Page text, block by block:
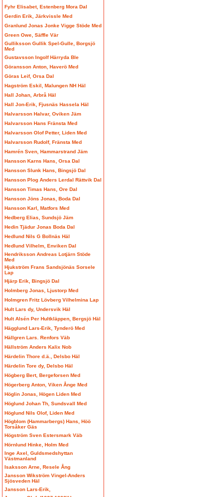
Fyhr Elisabet, Estenberg Mora Dal
Gerdin Erik, Järkvissle Med
Granlund Jonas Jonke Vigge Stöde Med
Green Owe, Säffle Vär
Gulliksson Gullik Spel-Gulle, Borgsjö
Med
Gustavsson Ingolf Härryda Ble
Göransson Anton, Haverö Med
Göras Leif, Orsa Dal
Hagström Eskil, Malungen NH Häl
Hall Johan, Arbrå Häl
Hall Jon-Erik, Fjusnäs Hassela Häl
Halvarsson Halvar, Oviken Jäm
Halvarsson Hans Fränsta Med
Halvarsson Olof Petter, Liden Med
Halvarsson Rudolf, Fränsta Med
Hamrén Sven, Hammarstrand Jäm
Hansson Karns Hans, Orsa Dal
Hansson Slunk Hans, Bingsjö Dal
Hansson Plog Anders Lerdal Rättvik Dal
Hansson Timas Hans, Ore Dal
Hansson Jöns Jonas, Boda Dal
Hansson Karl, Matfors Med
Hedberg Elias, Sundsjö Jäm
Hedin Tjädur Jonas Boda Dal
Hedlund Nils G Bollnäs Häl
Hedlund Vilhelm, Enviken Dal
Hendriksson Andreas Lotjärn Stöde
Med
Hjukström Frans Sandsjönäs Sorsele
Lap
Hjärp Erik, Bingsjö Dal
Holmberg Jonas, Ljustorp Med
Holmgren Fritz Lövberg Vilhelmina Lap
Hult Lars dy, Undersvik Häl
Hult Alsén Per Hultkläppen, Bergsjö Häl
Hägglund Lars-Erik, Tynderö Med
Hällgren Lars. Renfors Väb
Hällström Anders Kalix Nob
Härdelin Thore d.ä., Delsbo Häl
Härdelin Tore dy, Delsbo Häl
Högberg Bert, Bergeforsen Med
Högerberg Anton, Viken Ånge Med
Höglin Jonas, Högen Liden Med
Höglund Johan Th, Sundsvall Med
Höglund Nils Olof, Liden Med
Högblom (Hammarbergs) Hans, Höö
Torsåker Gäs
Högström Sven Estersmark Väb
Hörnlund Hinke, Holm Med
Inge Axel, Guldsmedshyttan
Västmanland
Isaksson Arne, Resele Ång
Jansson Wikström Vingel-Anders
Sjösveden Häl
Jansson Lars-Erik,